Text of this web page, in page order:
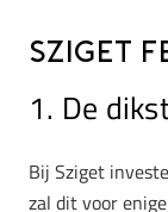
Sziget
1. De
Bij Sziget
zal dit voor